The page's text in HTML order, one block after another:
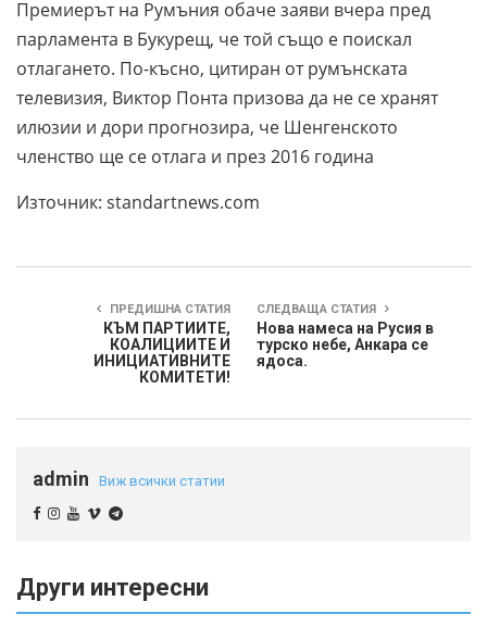
Премиерът на Румъния обаче заяви вчера пред
парламента в Букурещ, че той също е поискал
отлагането. По-късно, цитиран от румънската
телевизия, Виктор Понта призова да не се хранят
илюзии и дори прогнозира, че Шенгенското
членство ще се отлага и през 2016 година
Източник: standartnews.com
ПРЕДИШНА СТАТИЯ
КЪМ ПАРТИИТЕ,
КОАЛИЦИИТЕ И
ИНИЦИАТИВНИТЕ
КОМИТЕТИ!
СЛЕДВАЩА СТАТИЯ
Нова намеса на Русия в
турско небе, Анкара се
ядоса.
admin Виж всички статии
Други интересни